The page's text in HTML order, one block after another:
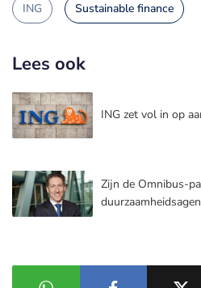
ING Sustainable finance
Lees ook
ING zet vol in op
Zijn de Omnibus-